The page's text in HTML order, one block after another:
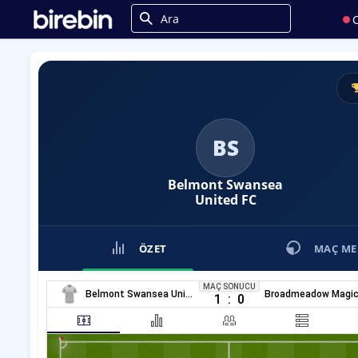
BS
Belmont Swansea
United FC
ÖZET MAÇ
Belmont Swansea United FK
MAÇ SONUCU
1 : 0 Broadmeadow